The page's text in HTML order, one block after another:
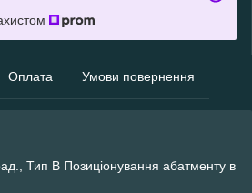
Оплата Умови повернення
Тип B Позиціонування абатменту в